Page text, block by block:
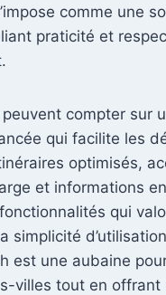
comme une
praticité et
compter sur
qui facilite les
optimisés,
et informations
qui
simplicité
est une aubaine
villes tout en offrant